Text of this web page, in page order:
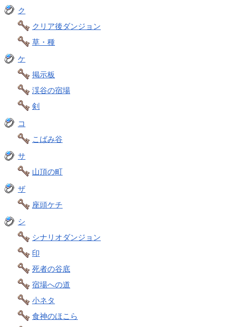
ク
クリア後ダンジョン
草・種
ケ
掲示板
渓谷の宿場
剣
コ
こばみ谷
サ
山頂の町
ザ
座頭ケチ
シ
シナリオダンジョン
印
死者の谷底
宿場への道
小ネタ
食神のほこら